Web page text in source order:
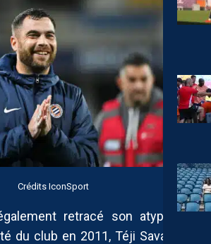
Crédits IconSport
retracé son atypique
du club en 2011, Téji Savanier